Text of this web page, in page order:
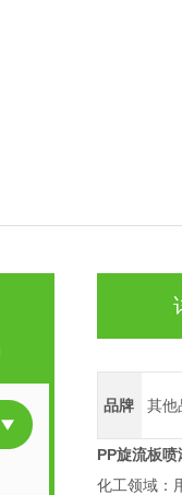
品牌 其他
PP旋流板喷
化工领域：